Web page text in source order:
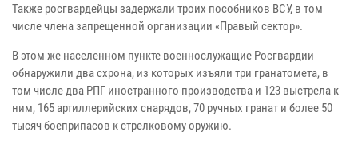
Также росгвардейцы задержали троих пособников ВСУ, в том
числе члена запрещенной организации «Правый сектор».
В этом же населенном пункте военнослужащие Росгвардии
обнаружили два схрона, из которых изъяли три гранатомета, в
том числе два РПГ иностранного производства и 123 выстрела к
ним, 165 артиллерийских снарядов, 70 ручных гранат и более 50
тысяч боеприпасов к стрелковому оружию.